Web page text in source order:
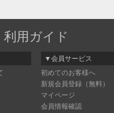
利用ガイド
▼会員サービス
初めてのお客様へ
新規会員登録（無料）
マイページ
会員情報確認